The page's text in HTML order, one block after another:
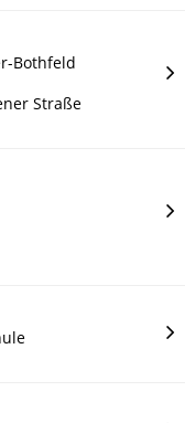
Bothfeld
Straße